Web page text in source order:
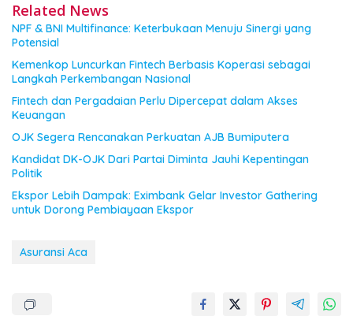
Related News
NPF & BNI Multifinance: Keterbukaan Menuju Sinergi yang
Potensial
Kemenkop Luncurkan Fintech Berbasis Koperasi sebagai
Langkah Perkembangan Nasional
Fintech dan Pergadaian Perlu Dipercepat dalam Akses
Keuangan
OJK Segera Rencanakan Perkuatan AJB Bumiputera
Kandidat DK-OJK Dari Partai Diminta Jauhi Kepentingan
Politik
Ekspor Lebih Dampak: Eximbank Gelar Investor Gathering
untuk Dorong Pembiayaan Ekspor
Asuransi Aca